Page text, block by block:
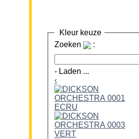
Kleur keuze
Zoeken
:
- Laden ...
‹